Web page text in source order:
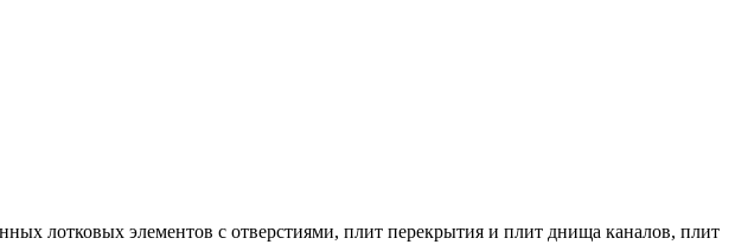
лотковых элементов с отверстиями, плит перекрытия и плит днища каналов, плит